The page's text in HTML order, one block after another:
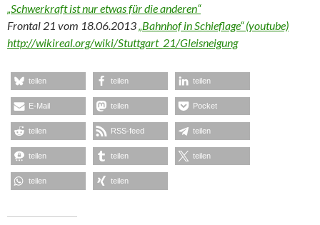
„Schwerkraft ist nur etwas für die anderen“
Frontal 21 vom 18.06.2013„Bahnhof in Schieflage“ (youtube)
http://wikireal.org/wiki/Stuttgart_21/Gleisneigung
teilen teilen teilen
E-Mail teilen Pocket
teilen RSS-feed teilen
teilen teilen teilen
teilen teilen